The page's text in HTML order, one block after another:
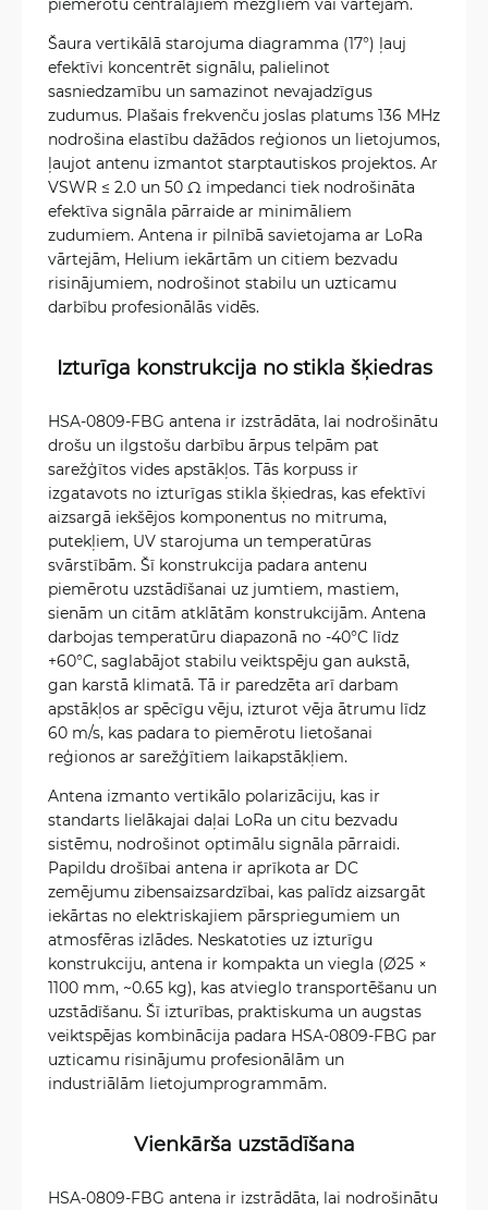
Šaura vertikālā starojuma diagramma (17°) ļauj
efektīvi koncentrēt signālu, palielinot
sasniedzamību un samazinot nevajadzīgus
zudumus. Plašais frekvenču joslas platums 136 MHz
nodrošina elastību dažādos reģionos un lietojumos,
ļaujot antenu izmantot starptautiskos projektos. Ar
VSWR ≤ 2.0 un 50 Ω impedanci tiek nodrošināta
efektīva signāla pārraide ar minimāliem
zudumiem. Antena ir pilnībā savietojama ar LoRa
vārtejām, Helium iekārtām un citiem bezvadu
risinājumiem, nodrošinot stabilu un uzticamu
darbību profesionālās vidēs.
Izturīga konstrukcija no stikla šķiedras
HSA-0809-FBG antena ir izstrādāta, lai nodrošinātu
drošu un ilgstošu darbību ārpus telpām pat
sarežģītos vides apstākļos. Tās korpuss ir
izgatavots no izturīgas stikla šķiedras, kas efektīvi
aizsargā iekšējos komponentus no mitruma,
putekļiem, UV starojuma un temperatūras
svārstībām. Šī konstrukcija padara antenu
piemērotu uzstādīšanai uz jumtiem, mastiem,
sienām un citām atklātām konstrukcijām. Antena
darbojas temperatūru diapazonā no -40°C līdz
+60°C, saglabājot stabilu veiktspēju gan aukstā,
gan karstā klimatā. Tā ir paredzēta arī darbam
apstākļos ar spēcīgu vēju, izturot vēja ātrumu līdz
60 m/s, kas padara to piemērotu lietošanai
reģionos ar sarežģītiem laikapstākļiem.
Antena izmanto vertikālo polarizāciju, kas ir
standarts lielākajai daļai LoRa un citu bezvadu
sistēmu, nodrošinot optimālu signāla pārraidi.
Papildu drošībai antena ir aprīkota ar DC
zemējumu zibensaizsardzībai, kas palīdz aizsargāt
iekārtas no elektriskajiem pārspriegumiem un
atmosfēras izlādes. Neskatoties uz izturīgu
konstrukciju, antena ir kompakta un viegla (Ø25 ×
1100 mm, ~0.65 kg), kas atvieglo transportēšanu un
uzstādīšanu. Šī izturības, praktiskuma un augstas
veiktspējas kombinācija padara HSA-0809-FBG par
uzticamu risinājumu profesionālām un
industriālām lietojumprogrammām.
Vienkārša uzstādīšana
HSA-0809-FBG antena ir izstrādāta, lai nodrošinātu